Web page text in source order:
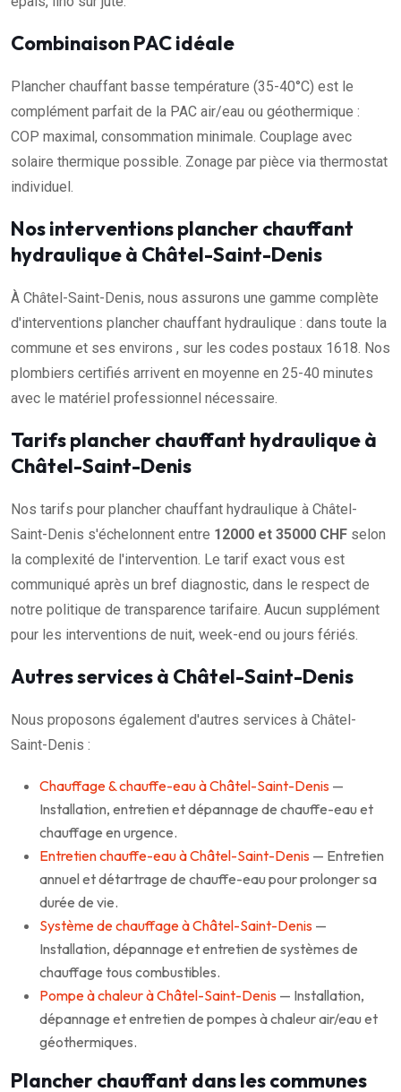
Combinaison PAC idéale
Plancher chauffant basse température (35-40°C) est le
complément parfait de la PAC air/eau ou géothermique :
COP maximal, consommation minimale. Couplage avec
solaire thermique possible. Zonage par pièce via thermostat
individuel.
Nos interventions plancher chauffant
hydraulique à Châtel-Saint-Denis
À Châtel-Saint-Denis, nous assurons une gamme complète
d'interventions plancher chauffant hydraulique : dans toute la
commune et ses environs , sur les codes postaux 1618. Nos
plombiers certifiés arrivent en moyenne en 25-40 minutes
avec le matériel professionnel nécessaire.
Tarifs plancher chauffant hydraulique à
Châtel-Saint-Denis
Nos tarifs pour plancher chauffant hydraulique à Châtel-
Saint-Denis s'échelonnent entre 12000 et 35000 CHF selon
la complexité de l'intervention. Le tarif exact vous est
communiqué après un bref diagnostic, dans le respect de
notre politique de transparence tarifaire. Aucun supplément
pour les interventions de nuit, week-end ou jours fériés.
Autres services à Châtel-Saint-Denis
Nous proposons également d'autres services à Châtel-
Saint-Denis :
Chauffage & chauffe-eau à Châtel-Saint-Denis —
Installation, entretien et dépannage de chauffe-eau et
chauffage en urgence.
Entretien chauffe-eau à Châtel-Saint-Denis — Entretien
annuel et détartrage de chauffe-eau pour prolonger sa
durée de vie.
Système de chauffage à Châtel-Saint-Denis —
Installation, dépannage et entretien de systèmes de
chauffage tous combustibles.
Pompe à chaleur à Châtel-Saint-Denis — Installation,
dépannage et entretien de pompes à chaleur air/eau et
géothermiques.
Plancher chauffant dans les communes